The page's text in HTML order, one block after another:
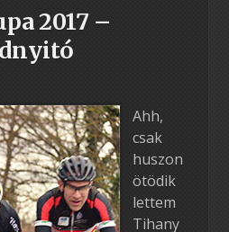
2017 –
Ahh,
csak
huszon
ötödik
lettem
Tihany